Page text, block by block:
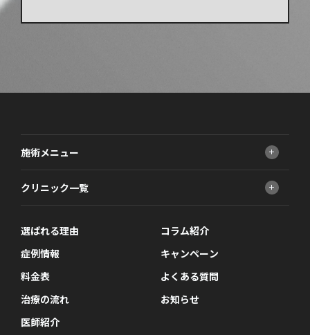
施術メニュー
男性器
AGA治療
医療脱毛
しわ・たるみ・ほうれい線
性病検査
クリニック一覧
FINクリニック 新宿院
選ばれる理由
症例情報
料金表
治療の流れ
医師紹介
コラム紹介
キャンペーン
よくある質問
お知らせ